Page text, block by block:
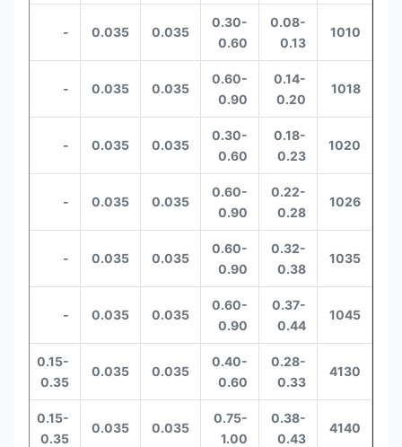
1010
0.08-
0.13
0.30-
0.60
0.035
0.035
-
1018
0.14-
0.20
0.60-
0.90
0.035
0.035
-
1020
0.18-
0.23
0.30-
0.60
0.035
0.035
-
1026
0.22-
0.28
0.60-
0.90
0.035
0.035
-
1035
0.32-
0.38
0.60-
0.90
0.035
0.035
-
1045
0.37-
0.44
0.60-
0.90
0.035
0.035
-
4130
0.28-
0.33
0.40-
0.60
0.035
0.035
0.15-
0.35
4140
0.38-
0.43
0.75-
1.00
0.035
0.035
0.15-
0.35